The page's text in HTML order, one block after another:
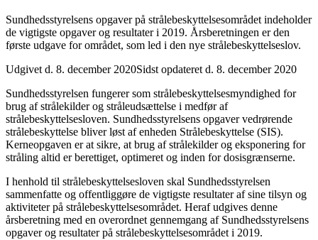
Sundhedsstyrelsens opgaver på strålebeskyttelsesområdet indeholder
de vigtigste opgaver og resultater i 2019. Årsberetningen er den
første udgave for området, som led i den nye strålebeskyttelseslov.
Udgivet d. 8. december 2020Sidst opdateret d. 8. december 2020
Sundhedsstyrelsen fungerer som strålebeskyttelsesmyndighed for
brug af strålekilder og stråleudsættelse i medfør af
strålebeskyttelsesloven. Sundhedsstyrelsens opgaver vedrørende
strålebeskyttelse bliver løst af enheden Strålebeskyttelse (SIS).
Kerneopgaven er at sikre, at brug af strålekilder og eksponering for
stråling altid er berettiget, optimeret og inden for dosisgrænserne.
I henhold til strålebeskyttelsesloven skal Sundhedsstyrelsen
sammenfatte og offentliggøre de vigtigste resultater af sine tilsyn og
aktiviteter på strålebeskyttelsesområdet. Heraf udgives denne
årsberetning med en overordnet gennemgang af Sundhedsstyrelsens
opgaver og resultater på strålebeskyttelsesområdet i 2019.